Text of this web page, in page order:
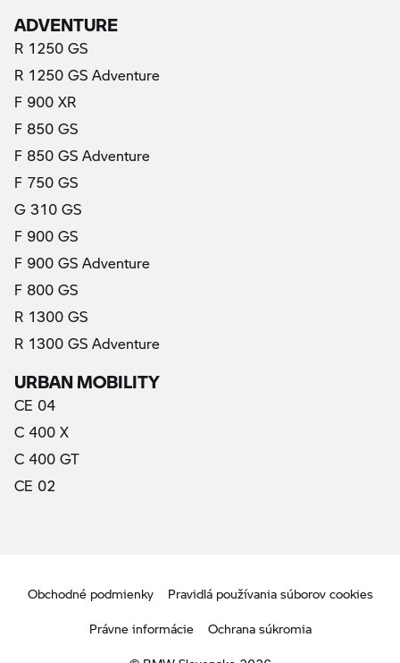
ADVENTURE
R 1250 GS
R 1250 GS Adventure
F 900 XR
F 850 GS
F 850 GS Adventure
F 750 GS
G 310 GS
F 900 GS
F 900 GS Adventure
F 800 GS
R 1300 GS
R 1300 GS Adventure
URBAN MOBILITY
CE 04
C 400 X
C 400 GT
CE 02
Obchodné podmienky
Pravidlá používania súborov cookies
Právne informácie
Ochrana súkromia